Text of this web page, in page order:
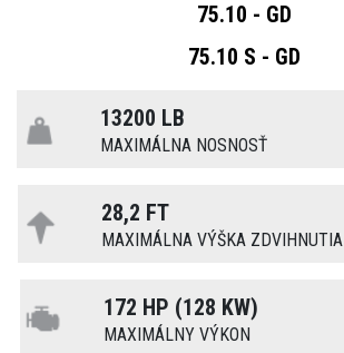
75.10 - GD
75.10 S - GD
13200 LB
MAXIMÁLNA NOSNOSŤ
28,2 FT
MAXIMÁLNA VÝŠKA ZDVIHNUTIA
172 HP (128 KW)
MAXIMÁLNY VÝKON